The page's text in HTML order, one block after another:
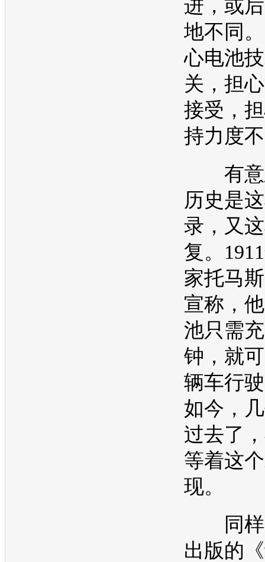
进，或
地不同
心电池
关，担
接受，
持力度
有意
历史是
录，又
复。
家托马
宣称，
池只需
钟，就
辆车行
如今，
过去了
等着这
现。
同样
出版的